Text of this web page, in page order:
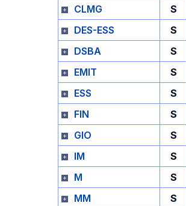
CLMG
S
DES-ESS
S
DSBA
S
EMIT
S
ESS
S
FIN
S
GIO
S
IM
S
M
S
MM
S